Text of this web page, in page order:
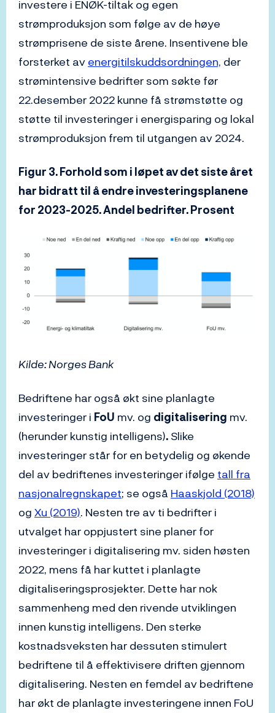
investere i ENØK-tiltak og egen
strømproduksjon som følge av de høye
strømprisene de siste årene. Insentivene ble
forsterket avenergitilskuddsordningen, der
strømintensive bedrifter som søkte før
22.desember 2022 kunne få strømstøtte og
støtte til investeringer i energisparing og lokal
strømproduksjon frem til utgangen av 2024.
Figur 3. Forhold som i løpet av det siste året
har bidratt til å endre investeringsplanene
for 2023-2025. Andel bedrifter. Prosent
Kilde: Norges Bank
Bedriftene har også økt sine planlagte
investeringer i FoU mv. og digitalisering mv.
(herunder kunstig intelligens).Slike
investeringer står for en betydelig og økende
del av bedriftenes investeringer ifølge tall fra
nasjonalregnskapet; se også Haaskjold (2018)
ogXu (2019). Nesten tre av ti bedrifter i
utvalget har oppjustert sine planer for
investeringer i digitalisering mv. siden høsten
2022, mens få har kuttet i planlagte
digitaliseringsprosjekter. Dette har nok
sammenheng med den rivende utviklingen
innen kunstig intelligens. Den sterke
kostnadsveksten har dessuten stimulert
bedriftene til å effektivisere driften gjennom
digitalisering. Nesten en femdel av bedriftene
har økt de planlagte investeringene innen FoU